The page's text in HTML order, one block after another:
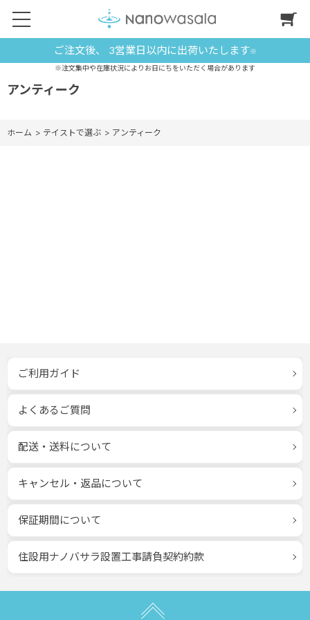
ご注文後、 3営業日以内に出荷いたします※
※注文集中や在庫状況によりお日にちをいただく場合があります
アンティーク
ホーム > テイストで選ぶ > アンティーク
ご利用ガイド
よくあるご質問
配送・送料について
キャンセル・返品について
保証期間について
住設用ナノバサラ設置工事請負契約約款